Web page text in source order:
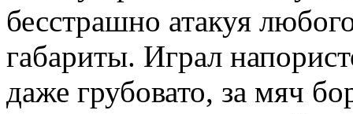
бесстрашно атакуя
габариты. Играл
даже грубовато, за мяч